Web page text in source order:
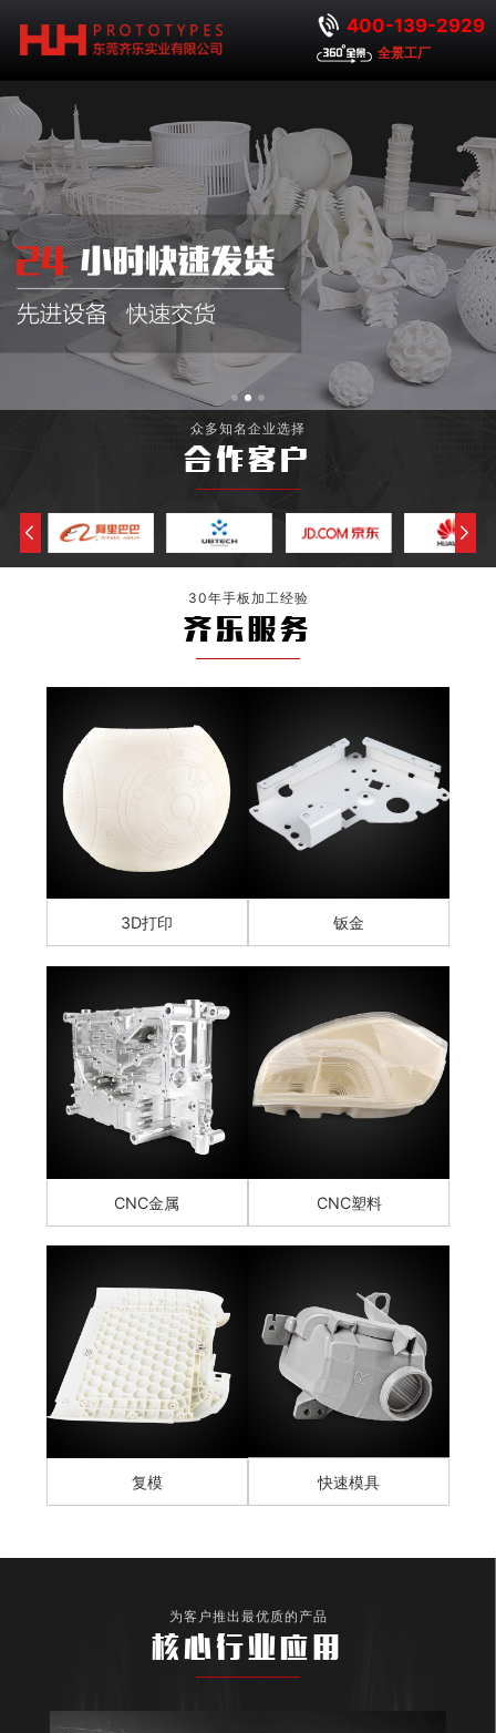
400-139-2929
全景工厂
众多知名企业选择
合作客户
30年手板加工经验
齐乐服务
3D打印 钣金
CNC金属 CNC塑料
复模 快速模具
为客户推出最优质的产品
核心行业应用